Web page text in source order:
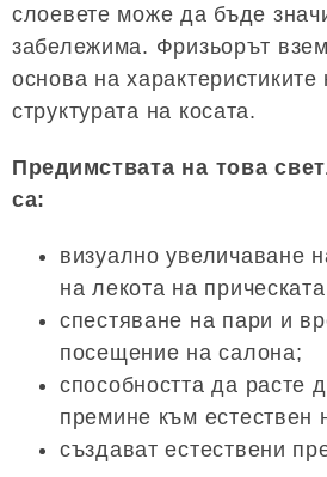
слоевете може да бъде
забележима. Фризьорът
основа на характеристиките
структурата на косата.
Предимствата на това
са:
визуално увеличаване
на лекота на
спестяване на пари и
посещение на салона;
способността да расте
премине към естествен
създават естествени